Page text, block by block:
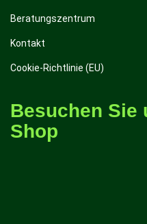
Beratungszentrum
Kontakt
Cookie-Richtlinie (EU)
Besuchen Sie
Shop